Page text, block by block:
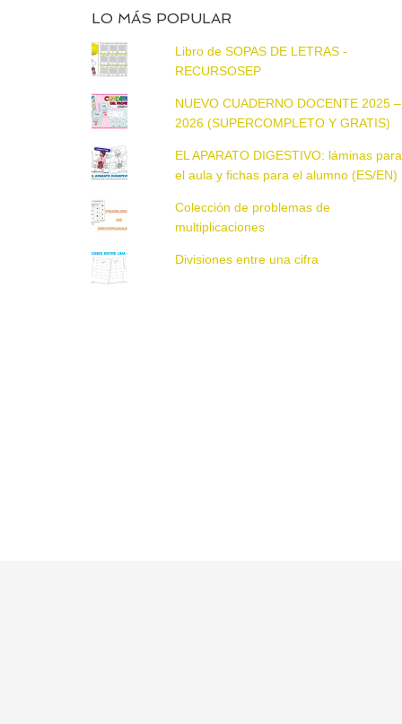
LO MÁS POPULAR
Libro de SOPAS DE LETRAS -
RECURSOSEP
NUEVO CUADERNO DOCENTE 2025 –
2026 (SUPERCOMPLETO Y GRATIS)
EL APARATO DIGESTIVO: láminas para
el aula y fichas para el alumno (ES/EN)
Colección de problemas de
multiplicaciones
Divisiones entre una cifra